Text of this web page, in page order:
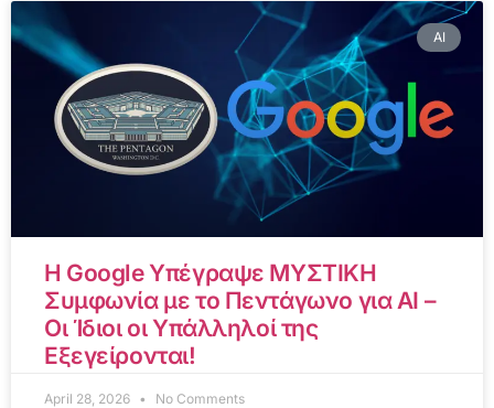
AI
Η Google Υπέγραψε ΜΥΣΤΙΚΗ
Συμφωνία με το Πεντάγωνο για AI –
Οι Ίδιοι οι Υπάλληλοί της
Εξεγείρονται!
April 28, 2026 No Comments